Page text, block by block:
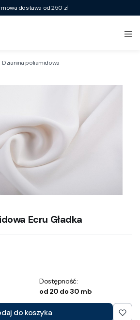
dostawa od 250 zł
Dzianina poliamidowa
Ecru Gładka
Dostępność:
od 20 do 30 mb
do koszyka